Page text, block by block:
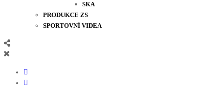
SKA
PRODUKCE ZS
SPORTOVNÍ VIDEA